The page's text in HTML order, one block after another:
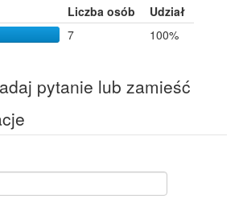
Liczba osób
Udział
7 100%
pytanie lub zamieść